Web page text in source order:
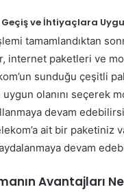
ve İhtiyaçlara
tamamlandıktan
internet paketleri ve
sunduğu çeşitli
uygun olanını seçerek
devam
ait bir paketiniz
devam
Avantajları